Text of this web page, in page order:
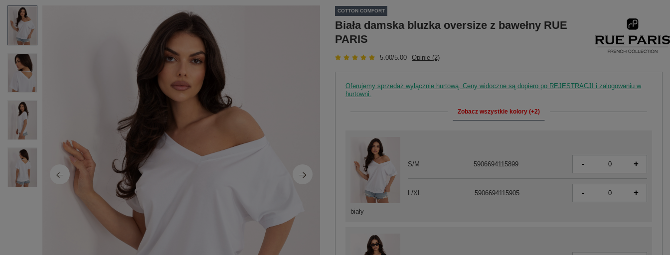
COTTON COMFORT
Biała damska bluzka oversize z bawełny RUE
PARIS
5.00/5.00 Opinie (2)
Oferujemy sprzedaż wyłącznie hurtową. Ceny widoczne są dopiero po REJESTRACJI i zalogowaniu w
hurtowni.
Zobacz wszystkie kolory (+2)
biały
S/M 5906694115899 - +
L/XL 5906694115905 - +